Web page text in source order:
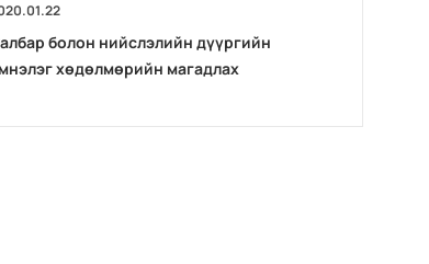
болон нийслэлийн дүүргийн
хөдөлмөрийн магадлах